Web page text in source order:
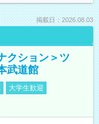
掲載日：2026.08.03
クション＞ツ
武道館
大学生歓迎